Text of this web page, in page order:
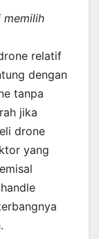
memilih
relatif
dengan
tanpa
jika
drone
yang